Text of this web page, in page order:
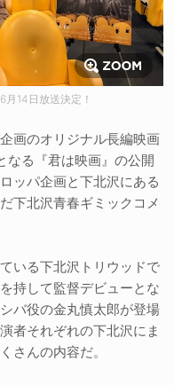
14日放送決定！
画のオリジナル長編映画
なる『君は映画』の公開
ッパ企画と下北沢にある
下北沢青春ギミックコメ
いる下北沢トリウッドで
持して監督デビューとな
バ役の金丸慎太郎が登場
者それぞれの下北沢にま
さんの内容だ。